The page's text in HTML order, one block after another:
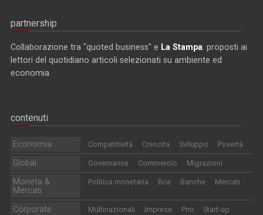
partnership
Collaborazione tra "quoted business" e La Stampa: proposti ai
lettori del quotidiano articoli selezionati su ambiente ed
economia.
contenuti
Economia Competitività Crescita Sviluppo Povertà
Global Governance Commercio Migrazioni
Moneta &
Mercati
Politica monetaria Bce Banche Mercati
Corporate Multinazionali Imprese Pmi Start-up